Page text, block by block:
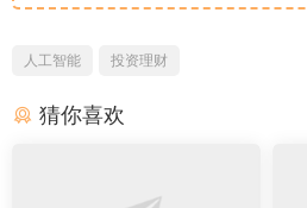
人工智能 投资理财
猜你喜欢